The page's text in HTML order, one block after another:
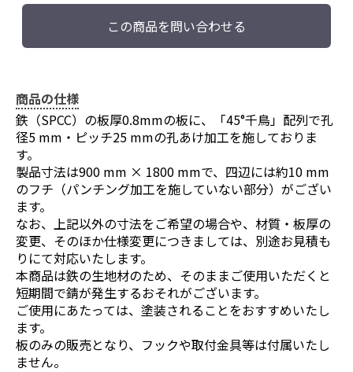
この商品を問い合わせる
商品の仕様
鉄（SPCC）の板厚0.8mmの板に、「45°千鳥」配列で孔
径5 mm・ピッチ25 mmの孔あけ加工を施しておりま
す。
製品寸法は900 mm × 1800 mmで、四辺には約10 mm
のフチ（パンチング加工を施していない部分）がござい
ます。
なお、上記以外の寸法をご希望の場合や、材質・板厚の
変更、そのほか仕様変更につきましては、別途お見積も
りにて対応いたします。
本商品は鉄の生地材のため、そのままご使用いただくと
短期間で錆が発生するおそれがございます。
ご使用にあたっては、塗装されることをおすすめいたし
ます。
板のみの販売となり、フックや取付金具等は付属いたし
ません。